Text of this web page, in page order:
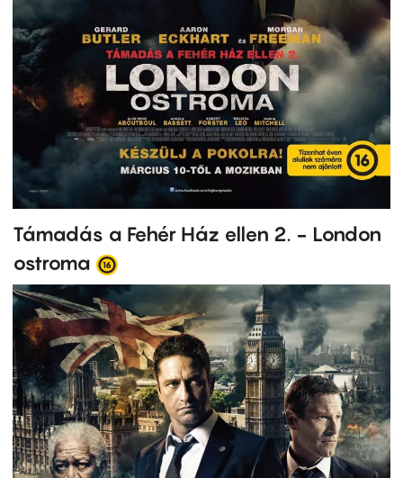
Támadás a Fehér Ház ellen 2. - London
ostroma